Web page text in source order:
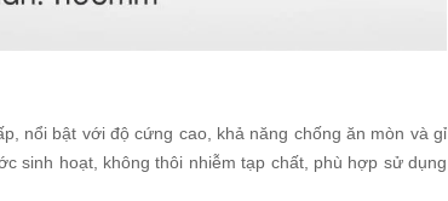
nổi bật với độ cứng cao, khả năng chống ăn mòn và gỉ
sinh hoạt, không thôi nhiễm tạp chất, phù hợp sử dụng